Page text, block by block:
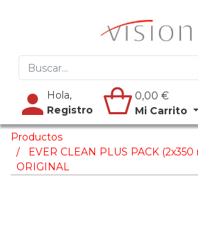
Hola,
Registro
0,00 €
Mi Carrito
Productos
EVER CLEAN PLUS PACK
ORIGINAL